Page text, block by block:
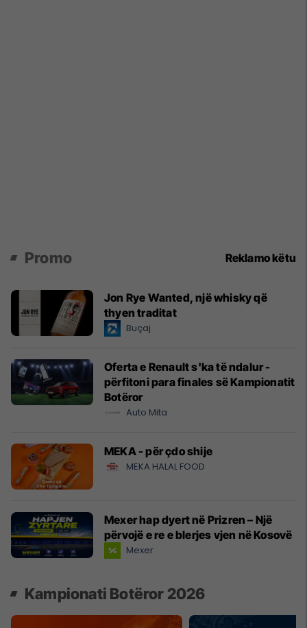
Promo Reklamo këtu
Jon Rye Wanted, një whisky që
thyen traditat
Buçaj
Oferta e Renault s'ka të ndalur -
përfitoni para finales së Kampionatit
Botëror
Auto Mita
MEKA - për çdo shije
MEKA HALAL FOOD
Mexer hap dyert në Prizren – Një
përvojë e re e blerjes vjen në Kosovë
Mexer
Kampionati Botëror 2026